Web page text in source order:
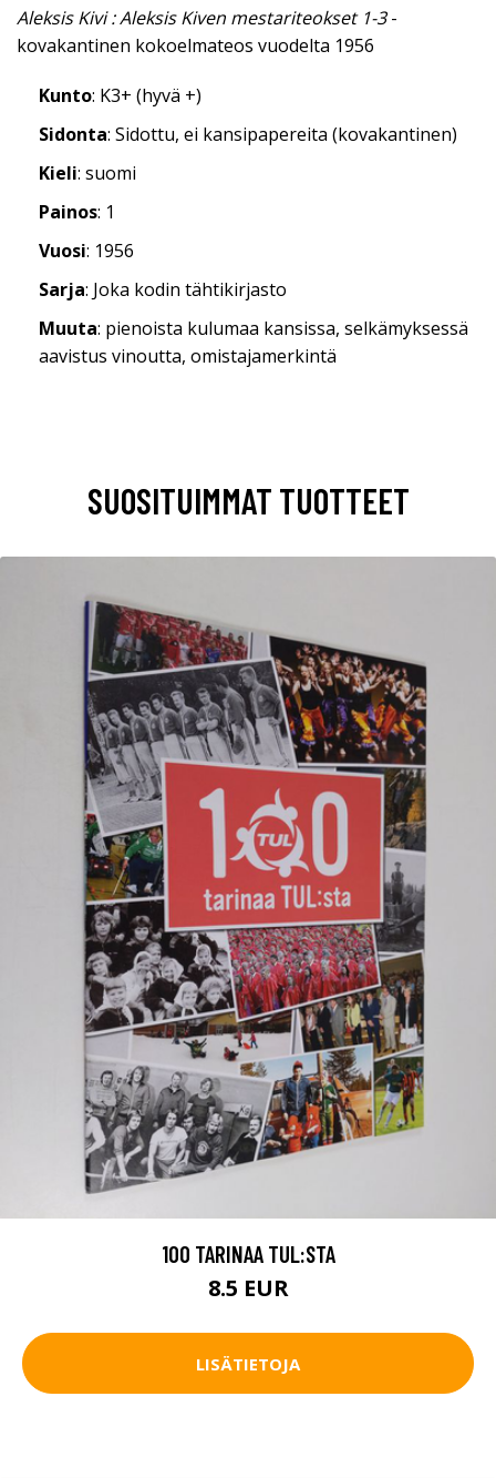
Aleksis Kivi : Aleksis Kiven mestariteokset 1-3-
kovakantinen kokoelmateos vuodelta 1956
Kunto: K3+ (hyvä +)
Sidonta: Sidottu, ei kansipapereita (kovakantinen)
Kieli: suomi
Painos: 1
Vuosi: 1956
Sarja: Joka kodin tähtikirjasto
Muuta: pienoista kulumaa kansissa, selkämyksessä
aavistus vinoutta, omistajamerkintä
SUOSITUIMMAT TUOTTEET
100 TARINAA TUL:STA
8.5 EUR
LISÄTIETOJA